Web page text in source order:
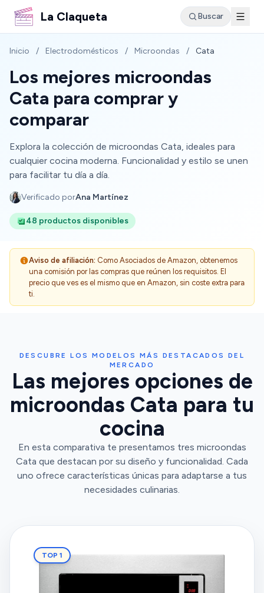
La Claqueta Buscar
Inicio / Electrodomésticos / Microondas / Cata
Los mejores microondas
Cata para comprar y
comparar
Explora la colección de microondas Cata, ideales para
cualquier cocina moderna. Funcionalidad y estilo se unen
para facilitar tu día a día.
Verificado porAna Martínez
48 productos disponibles
Aviso de afiliación: Como Asociados de Amazon, obtenemos
una comisión por las compras que reúnen los requisitos. El
precio que ves es el mismo que en Amazon, sin coste extra para
ti.
DESCUBRE LOS MODELOS MÁS DESTACADOS DEL
MERCADO
Las mejores opciones de
microondas Cata para tu
cocina
En esta comparativa te presentamos tres microondas
Cata que destacan por su diseño y funcionalidad. Cada
uno ofrece características únicas para adaptarse a tus
necesidades culinarias.
TOP 1